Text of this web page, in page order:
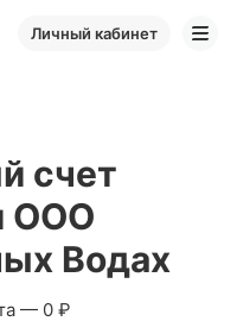
Личный кабинет
счет
ООО
Водах
— 0 ₽